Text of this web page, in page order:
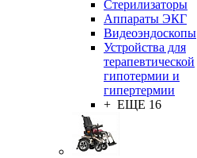
Стерилизаторы
Аппараты ЭКГ
Видеоэндоскопы
Устройства для
терапевтической
гипотермии и
гипертермии
+ ЕЩЕ 16